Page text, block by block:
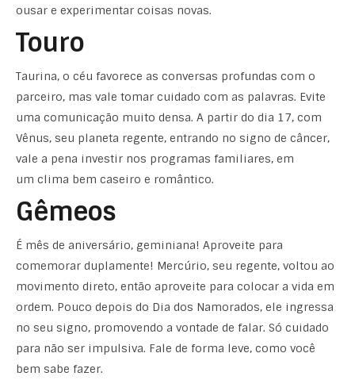
ousar e experimentar coisas novas.
Touro
Taurina, o céu favorece as conversas profundas com o
parceiro, mas vale tomar cuidado com as palavras. Evite
uma comunicação muito densa. A partir do dia 17, com
Vênus, seu planeta regente, entrando no signo de câncer,
vale a pena investir nos programas familiares, em
um clima bem caseiro e romântico.
Gêmeos
É mês de aniversário, geminiana! Aproveite para
comemorar duplamente! Mercúrio, seu regente, voltou ao
movimento direto, então aproveite para colocar a vida em
ordem. Pouco depois do Dia dos Namorados, ele ingressa
no seu signo, promovendo a vontade de falar. Só cuidado
para não ser impulsiva. Fale de forma leve, como você
bem sabe fazer.